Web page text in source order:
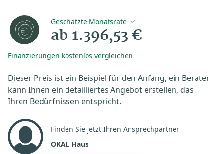
Geschätzte Monatsrate
ab 1.396,53 €
Finanzierungen kostenlos vergleichen
Dieser Preis ist ein Beispiel für den Anfang, ein Berater
kann Ihnen ein detailliertes Angebot erstellen, das
Ihren Bedürfnissen entspricht.
Finden Sie jetzt Ihren Ansprechpartner
OKAL Haus